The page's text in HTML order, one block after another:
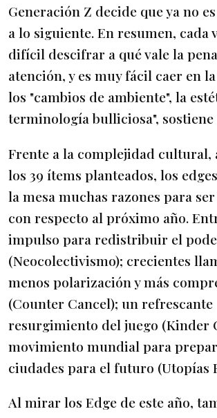
Generación Z decide que ya no
a lo siguiente. En resumen, cada
difícil descifrar a qué vale la
atención, y es muy fácil caer en
los "cambios de ambiente", la
terminología bulliciosa",
Frente a la complejidad cultural,
los 39 ítems planteados, los
la mesa muchas razones para
con respecto al próximo año.
impulso para redistribuir el
(Neocolectivismo); crecientes
menos polarización y más
(Counter Cancel); un refrescante
resurgimiento del juego (Kinder
movimiento mundial para
ciudades para el futuro (Utopías
Al mirar los Edge de este año,